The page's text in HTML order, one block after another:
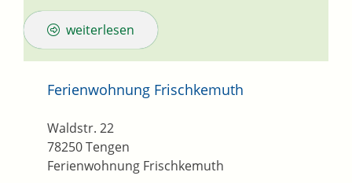
weiterlesen
Ferienwohnung Frischkemuth
Ferienwohnung Frischkemuth
Waldstr. 22
78250Tengen